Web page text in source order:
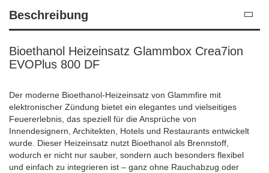
Beschreibung
Bioethanol Heizeinsatz Glammbox Crea7ion
EVOPlus 800 DF
Der moderne Bioethanol-Heizeinsatz von Glammfire mit
elektronischer Zündung bietet ein elegantes und vielseitiges
Feuererlebnis, das speziell für die Ansprüche von
Innendesignern, Architekten, Hotels und Restaurants entwickelt
wurde. Dieser Heizeinsatz nutzt Bioethanol als Brennstoff,
wodurch er nicht nur sauber, sondern auch besonders flexibel
und einfach zu integrieren ist – ganz ohne Rauchabzug oder